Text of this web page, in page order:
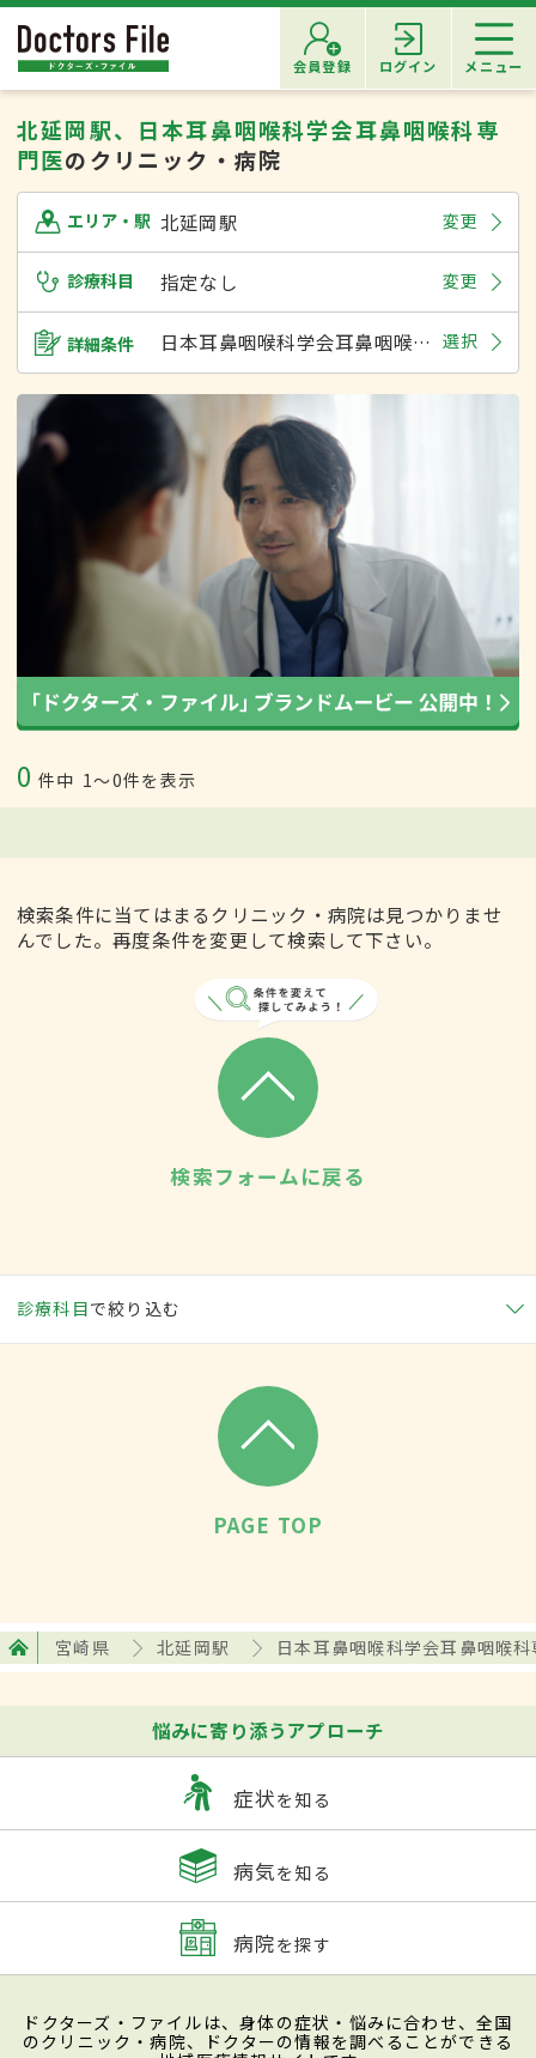
会員登録 ログイン メニュー
北延岡駅、日本耳鼻咽喉科学会耳鼻咽喉科専
門医のクリニック・病院
エリア・駅 北延岡駅 変更
診療科目 指定なし 変更
詳細条件 日本耳鼻咽喉科学会耳鼻咽喉科専門医 選択
0 件中 1〜0件を表示
検索条件に当てはまるクリニック・病院は見つかりませ
んでした。再度条件を変更して検索して下さい。
検索フォームに戻る
診療科目で絞り込む
PAGE TOP
宮崎県 北延岡駅 日本耳鼻咽喉科学会耳鼻咽喉
悩みに寄り添うアプローチ
症状を知る
病気を知る
病院を探す
ドクターズ・ファイルは、身体の症状・悩みに合わせ、全国
のクリニック・病院、ドクターの情報を調べることができる